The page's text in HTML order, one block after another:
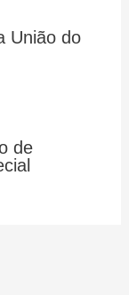
União do
de